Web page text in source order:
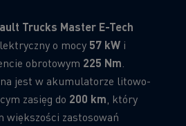
Trucks Master E-Tech
o mocy 57 kW i
obrotowym 225 Nm
jest w akumulatorze litowo-
zasięg do 200 km , który
większości zastosowań